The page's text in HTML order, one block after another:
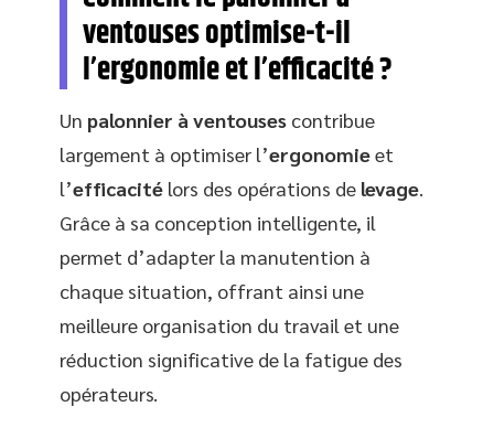
ventouses optimise-t-il
l’ergonomie et l’efficacité ?
Un palonnier à ventouses contribue
largement à optimiser l’ergonomieet
l’efficacité lors des opérations de levage.
Grâce à sa conception intelligente, il
permet d’adapter la manutention à
chaque situation, offrant ainsi une
meilleure organisation du travail et une
réduction significative de la fatigue des
opérateurs.